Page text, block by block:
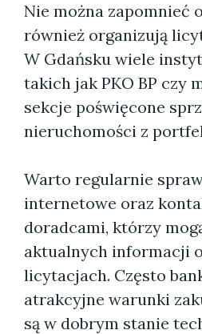
Nie można zapomnieć
również organizują
W Gdańsku wiele
takich jak PKO BP czy
sekcje poświęcone
nieruchomości z
Warto regularnie
internetowe oraz
doradcami, którzy
aktualnych informacji
licytacjach. Często
atrakcyjne warunki
są w dobrym stanie